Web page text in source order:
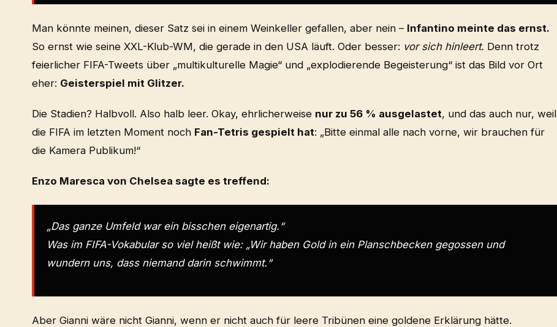
Man könnte meinen, dieser Satz sei in einem Weinkeller gefallen, aber nein – Infantino meinte das ernst.
So ernst wie seine XXL-Klub-WM, die gerade in den USA läuft. Oder besser: vor sich hinleert. Denn trotz
feierlicher FIFA-Tweets über „multikulturelle Magie“ und „explodierende Begeisterung“ ist das Bild vor Ort
eher: Geisterspiel mit Glitzer.
Die Stadien? Halbvoll. Also halb leer. Okay, ehrlicherweise nur zu 56 % ausgelastet, und das auch nur, weil
die FIFA im letzten Moment noch Fan-Tetris gespielt hat: „Bitte einmal alle nach vorne, wir brauchen für
die Kamera Publikum!“
Enzo Maresca von Chelsea sagte es treffend:
„Das ganze Umfeld war ein bisschen eigenartig.“
Was im FIFA-Vokabular so viel heißt wie: „Wir haben Gold in ein Planschbecken gegossen und
wundern uns, dass niemand darin schwimmt.“
Aber Gianni wäre nicht Gianni, wenn er nicht auch für leere Tribünen eine goldene Erklärung hätte.